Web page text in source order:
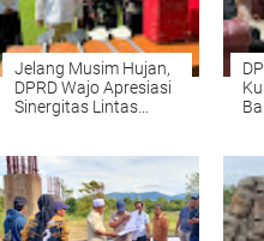
Jelang Musim Hujan,
DPRD Wajo Apresiasi
Sinergitas Lintas